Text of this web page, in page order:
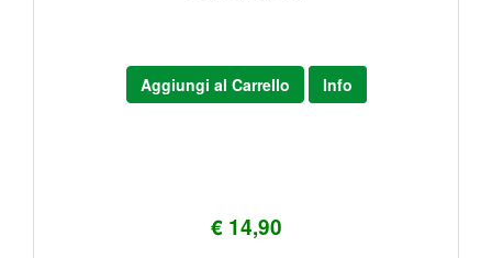
€ 14,90
Aggiungi al Carrello Info